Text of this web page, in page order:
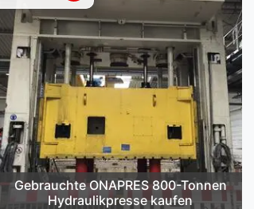
Gebrauchte ONAPRES 800-Tonnen
Hydraulikpresse kaufen